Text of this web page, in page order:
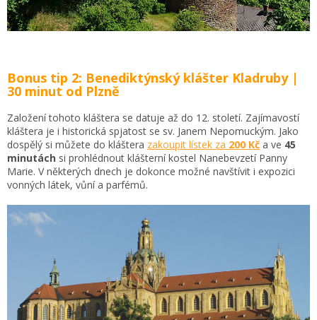
Bonus tip 2: Benediktýnský klášter Kladruby |
30 minut od Plzně
Založení tohoto kláštera se datuje až do 12. století. Zajímavostí
kláštera je i historická spjatost se sv. Janem Nepomuckým. Jako
dospělý si můžete do kláštera zakoupit lístek za 200 Kč a ve 45
minutách si prohlédnout klášterní kostel Nanebevzetí Panny
Marie. V některých dnech je dokonce možné navštívit i expozici
vonných látek, vůní a parfémů.